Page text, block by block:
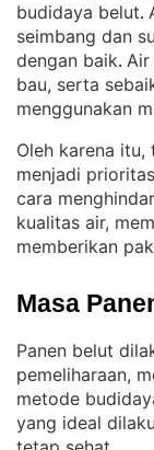
budidaya belut.
seimbang dan
dengan baik. Air
bau, serta
menggunakan
Oleh karena
menjadi
cara
kualitas air,
memberikan
Masa
Panen belut
pemeliharaan,
metode
yang ideal